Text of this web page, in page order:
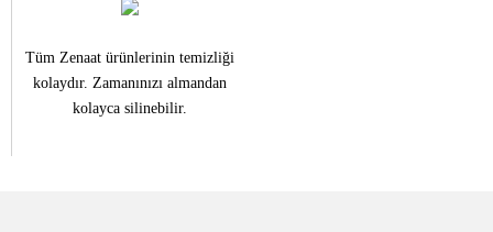
Tüm Zenaat ürünlerinin temizliği
kolaydır. Zamanınızı almandan
kolayca silinebilir.